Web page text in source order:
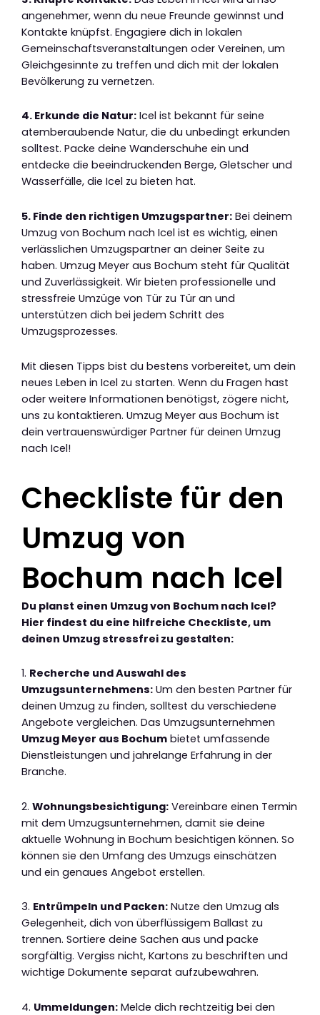
angenehmer, wenn du neue Freunde gewinnst und
Kontakte knüpfst. Engagiere dich in lokalen
Gemeinschaftsveranstaltungen oder Vereinen, um
Gleichgesinnte zu treffen und dich mit der lokalen
Bevölkerung zu vernetzen.
4. Erkunde die Natur: Icel ist bekannt für seine
atemberaubende Natur, die du unbedingt erkunden
solltest. Packe deine Wanderschuhe ein und
entdecke die beeindruckenden Berge, Gletscher und
Wasserfälle, die Icel zu bieten hat.
5. Finde den richtigen Umzugspartner: Bei deinem
Umzug von Bochum nach Icel ist es wichtig, einen
verlässlichen Umzugspartner an deiner Seite zu
haben. Umzug Meyer aus Bochum steht für Qualität
und Zuverlässigkeit. Wir bieten professionelle und
stressfreie Umzüge von Tür zu Tür an und
unterstützen dich bei jedem Schritt des
Umzugsprozesses.
Mit diesen Tipps bist du bestens vorbereitet, um dein
neues Leben in Icel zu starten. Wenn du Fragen hast
oder weitere Informationen benötigst, zögere nicht,
uns zu kontaktieren. Umzug Meyer aus Bochum ist
dein vertrauenswürdiger Partner für deinen Umzug
nach Icel!
Checkliste für den
Umzug von
Bochum nach Icel
Du planst einen Umzug von Bochum nach Icel?
Hier findest du eine hilfreiche Checkliste, um
deinen Umzug stressfrei zu gestalten:
1. Recherche und Auswahl des
Umzugsunternehmens: Um den besten Partner für
deinen Umzug zu finden, solltest du verschiedene
Angebote vergleichen. Das Umzugsunternehmen
Umzug Meyer aus Bochum bietet umfassende
Dienstleistungen und jahrelange Erfahrung in der
Branche.
2. Wohnungsbesichtigung: Vereinbare einen Termin
mit dem Umzugsunternehmen, damit sie deine
aktuelle Wohnung in Bochum besichtigen können. So
können sie den Umfang des Umzugs einschätzen
und ein genaues Angebot erstellen.
3. Entrümpeln und Packen: Nutze den Umzug als
Gelegenheit, dich von überflüssigem Ballast zu
trennen. Sortiere deine Sachen aus und packe
sorgfältig. Vergiss nicht, Kartons zu beschriften und
wichtige Dokumente separat aufzubewahren.
4. Ummeldungen: Melde dich rechtzeitig bei den